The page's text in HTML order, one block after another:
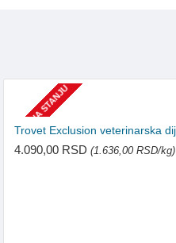
NEMA NA STANJU
4.090,00 RSD(1.636,00 RSD/kg)